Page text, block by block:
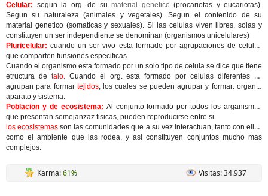
Celular: segun la org. de su material genetico (procariotas y eucariotas).
Segun su naturaleza (animales y vegetales). Segun el contenido de su
material genetico (somaticas y sexuales). Si las celulas viven libres, solas y
constituyen un ser independiente se denominan (organismos unicelulares)
Pluricelular: cuando un ser vivo esta formado por agrupaciones de celulas
que comparten funsiones especificas.
Cuando el organismo esta formado por un solo tipo de celula se dice que tiene
etructura de talo. Cuando el org. esta formado por celulas diferentes se
agrupan para formar tejidos, los cuales se pueden agrupar y formar: organo,
aparato y sistema.
Poblacion y de ecosistema: Al conjunto formado por todos los arganismos
que presentan semejanzaz fisicas, pueden reproducirse entre si.
los ecosistemas son las comunidades que a su vez interactuan, tanto con ellas
como el ambiente que las rodea, y asi constituyen conjuntos mucho mas
complejos.
Karma:61% Visitas: 34.937